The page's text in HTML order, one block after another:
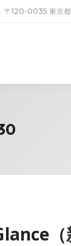
〒120-0035 東京
（